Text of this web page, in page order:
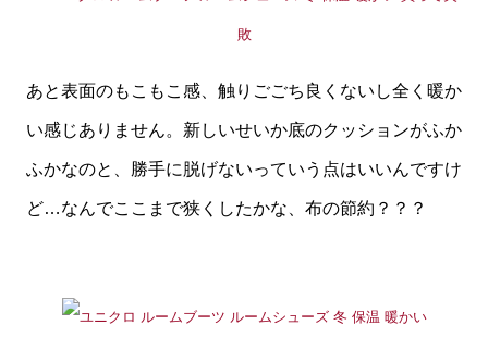
あと表面のもこもこ感、触りごごち良くないし全く暖か
い感じありません。新しいせいか底のクッションがふか
ふかなのと、勝手に脱げないっていう点はいいんですけ
ど…なんでここまで狭くしたかな、布の節約？？？